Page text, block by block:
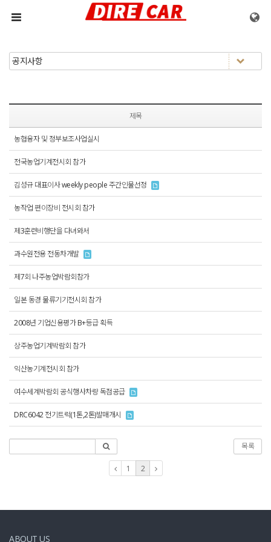
메뉴 건너뛰기
제목
농협융자 및 정부보조사업실시
전국농업기계전시회 참가
김성규 대표이사 weekly people 주간인물선정
농작업 편이장비 전시회 참가
제3훈련비행단을 다녀와서
과수원전용 전동차개발
제7회 나주농업박람회참가
일본 동경 물류기기전시회 참가
2008년 기업신용평가 B+등급 획득
상주농업기계박람회 참가
익산농기계전시회 참가
여수세계박람회 공식행사차량 독점공급
DRC6042 전기트럭(1톤,2톤)발매개시
목록
1 2
ABOUT US